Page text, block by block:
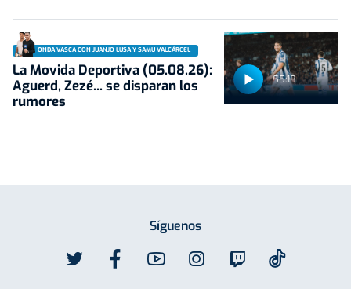
55:18
ONDA VASCA CON JUANJO LUSA Y SAMU VALCÁRCEL
La Movida Deportiva (05.08.26):
Aguerd, Zezé... se disparan los
rumores
Síguenos